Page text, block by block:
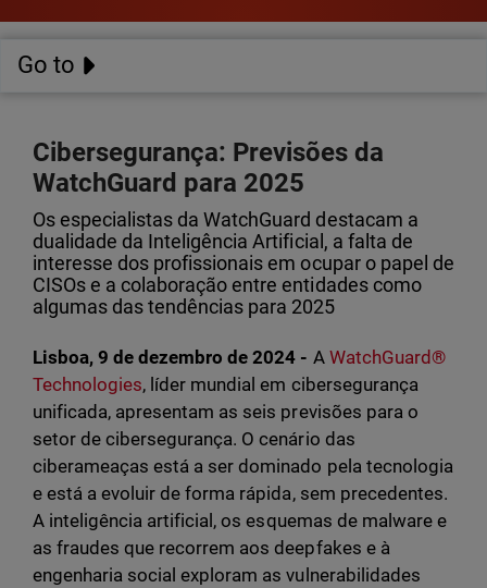
Go to
Cibersegurança: Previsões da
WatchGuard para 2025
Os especialistas da WatchGuard destacam a
dualidade da Inteligência Artificial, a falta de
interesse dos profissionais em ocupar o papel de
CISOs e a colaboração entre entidades como
algumas das tendências para 2025
Lisboa, 9 de dezembro de 2024 - A WatchGuard®
Technologies, líder mundial em cibersegurança
unificada, apresentam as seis previsões para o
setor de cibersegurança. O cenário das
ciberameaças está a ser dominado pela tecnologia
e está a evoluir de forma rápida, sem precedentes.
A inteligência artificial, os esquemas de malware e
as fraudes que recorrem aos deepfakes e à
engenharia social exploram as vulnerabilidades